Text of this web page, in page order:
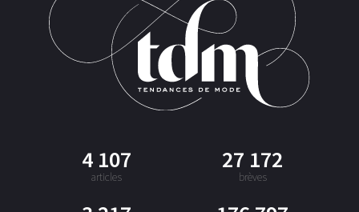
4 107
articles
27 172
brèves